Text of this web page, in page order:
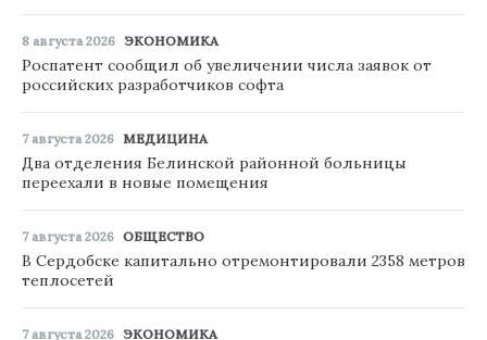
8 августа 2026 ЭКОНОМИКА
Роспатент сообщил об увеличении числа заявок от
российских разработчиков софта
7 августа 2026 МЕДИЦИНА
Два отделения Белинской районной больницы
переехали в новые помещения
7 августа 2026 ОБЩЕСТВО
В Сердобске капитально отремонтировали 2358 метров
теплосетей
7 августа 2026 ЭКОНОМИКА